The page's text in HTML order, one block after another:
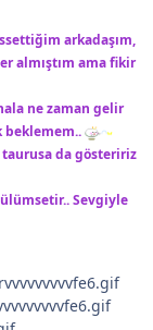
arkadaşım,
almıştım ama fikir
ne zaman gelir
beklemem..
da gösteririz
Sevgiyle